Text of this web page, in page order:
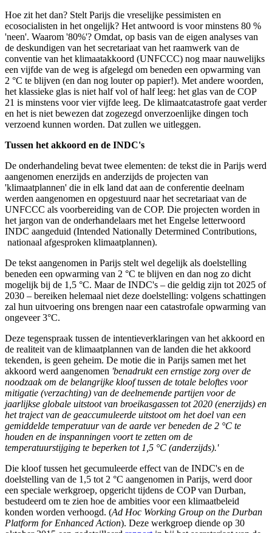
Hoe zit het dan? Stelt Parijs die vreselijke pessimisten en
ecosocialisten in het ongelijk? Het antwoord is voor minstens 80 %
'neen'. Waarom '80%'? Omdat, op basis van de eigen analyses van
de deskundigen van het secretariaat van het raamwerk van de
conventie van het klimaatakkoord (UNFCCC) nog maar nauwelijks
een vijfde van de weg is afgelegd om beneden een opwarming van
2 °C te blijven (en dan nog louter op papier!). Met andere woorden,
het klassieke glas is niet half vol of half leeg: het glas van de COP
21 is minstens voor vier vijfde leeg. De klimaatcatastrofe gaat verder
en het is niet bewezen dat zogezegd onverzoenlijke dingen toch
verzoend kunnen worden. Dat zullen we uitleggen.
Tussen het akkoord en de INDC's
De onderhandeling bevat twee elementen: de tekst die in Parijs werd
aangenomen enerzijds en anderzijds de projecten van
'klimaatplannen' die in elk land dat aan de conferentie deelnam
werden aangenomen en opgestuurd naar het secretariaat van de
UNFCCC als voorbereiding van de COP. Die projecten worden in
het jargon van de onderhandelaars met het Engelse letterwoord
INDC aangeduid (Intended Nationally Determined Contributions,
nationaal afgesproken klimaatplannen).
De tekst aangenomen in Parijs stelt wel degelijk als doelstelling
beneden een opwarming van 2 °C te blijven en dan nog zo dicht
mogelijk bij de 1,5 °C. Maar de INDC's – die geldig zijn tot 2025 of
2030 – bereiken helemaal niet deze doelstelling: volgens schattingen
zal hun uitvoering ons brengen naar een catastrofale opwarming van
ongeveer 3°C.
Deze tegenspraak tussen de intentieverklaringen van het akkoord en
de realiteit van de klimaatplannen van de landen die het akkoord
tekenden, is geen geheim. De motie die in Parijs samen met het
akkoord werd aangenomen 'benadrukt een ernstige zorg over de
noodzaak om de belangrijke kloof tussen de totale beloftes voor
mitigatie (verzachting) van de deelnemende partijen voor de
jaarlijkse globale uitstoot van broeikasgassen tot 2020 (enerzijds) en
het traject van de geaccumuleerde uitstoot om het doel van een
gemiddelde temperatuur van de aarde ver beneden de 2 °C te
houden en de inspanningen voort te zetten om de
temperatuurstijging te beperken tot 1,5 °C (anderzijds).'
Die kloof tussen het gecumuleerde effect van de INDC's en de
doelstelling van de 1,5 tot 2 °C aangenomen in Parijs, werd door
een speciale werkgroep, opgericht tijdens de COP van Durban,
bestudeerd om te zien hoe de ambities voor een klimaatbeleid
konden worden verhoogd. (Ad Hoc Working Group on the Durban
Platform for Enhanced Action). Deze werkgroep diende op 30